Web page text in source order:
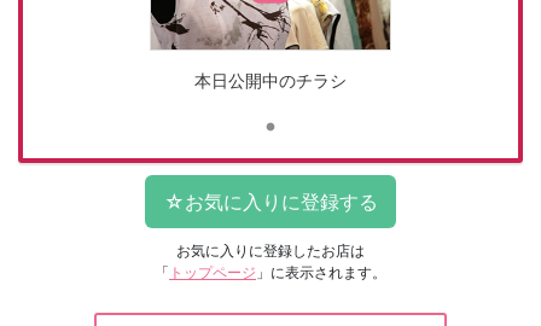
本日公開中のチラシ
お気に入りに登録したお店は
「 トップページ 」に表示されます。